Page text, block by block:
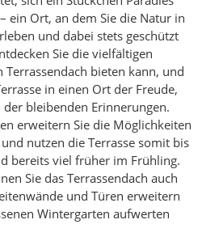
ein Ort, an dem Sie die Natur in
und dabei stets geschützt
Sie die vielfältigen
bieten kann, und
in einen Ort der Freude,
bleibenden Erinnerungen.
erweitern Sie die Möglichkeiten
nutzen die Terrasse somit bis
bereits viel früher im Frühling.
Sie das Terrassendach auch
und Türen erweitern
Wintergarten aufwerten